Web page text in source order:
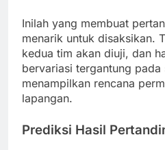
Inilah yang membuat
menarik untuk disaksikan.
kedua tim akan diuji, dan
bervariasi tergantung
menampilkan rencana
lapangan.
Prediksi Hasil